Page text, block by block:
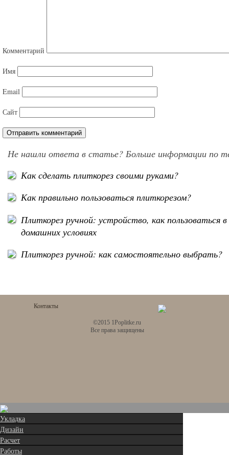
Комментарий
Имя
Email
Сайт
Не нашли ответа в статье? Больше информации по
Как сделать плиткорез своими руками?
Как правильно пользоваться плиткорезом?
Плиткорез ручной: устройство, как пользоваться в
домашних условиях
Плиткорез ручной: как самостоятельно выбрать?
Контакты
©2015 1Poplitke.ru
Все права защищены
Укладка
Дизайн
Расчет
Работы